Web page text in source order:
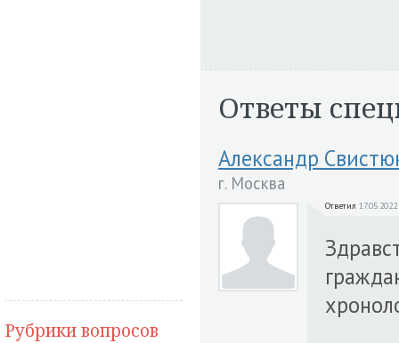
Рубрики вопросов
Ответы
Александр
г. Москва
Ответил